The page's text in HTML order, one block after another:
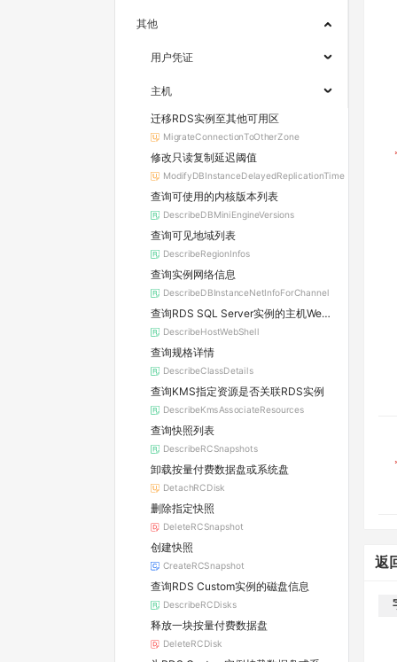
其他
用户凭证
主机
迁移RDS实例至其他可用区
MigrateConnectionToOtherZone
修改只读复制延迟阈值
ModifyDBInstanceDelayedReplicationTime
查询可使用的内核版本列表
DescribeDBMiniEngineVersions
查询可见地域列表
DescribeRegionInfos
查询实例网络信息
DescribeDBInstanceNetInfoForChannel
查询RDS SQL Server实例的主机WebShell登录信息
DescribeHostWebShell
查询规格详情
DescribeClassDetails
查询KMS指定资源是否关联RDS实例
DescribeKmsAssociateResources
查询快照列表
DescribeRCSnapshots
卸载按量付费数据盘或系统盘
DetachRCDisk
删除指定快照
DeleteRCSnapshot
创建快照
CreateRCSnapshot
查询RDS Custom实例的磁盘信息
DescribeRCDisks
释放一块按量付费数据盘
DeleteRCDisk
返